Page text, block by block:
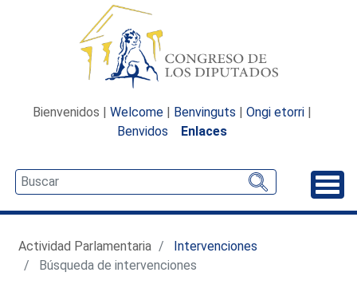
Bienvenidos | Welcome | Benvinguts | Ongi etorri |
Benvidos
Enlaces
Actividad Parlamentaria
Intervenciones
Búsqueda de intervenciones